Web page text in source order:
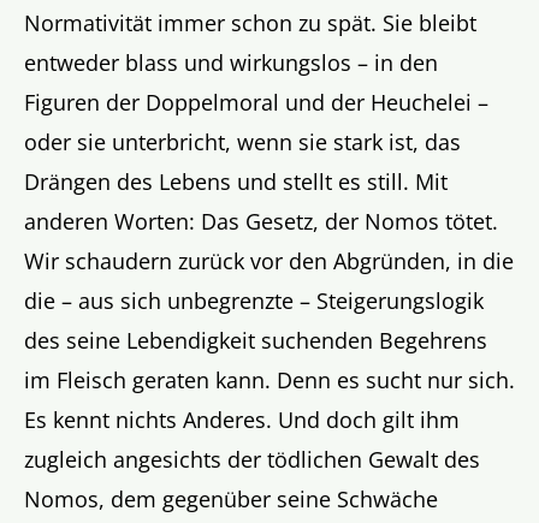
Normativität immer schon zu spät. Sie bleibt
entweder blass und wirkungslos – in den
Figuren der Doppelmoral und der Heuchelei –
oder sie unterbricht, wenn sie stark ist, das
Drängen des Lebens und stellt es still. Mit
anderen Worten: Das Gesetz, der Nomos tötet.
Wir schaudern zurück vor den Abgründen, in die
die – aus sich unbegrenzte – Steigerungslogik
des seine Lebendigkeit suchenden Begehrens
im Fleisch geraten kann. Denn es sucht nur sich.
Es kennt nichts Anderes. Und doch gilt ihm
zugleich angesichts der tödlichen Gewalt des
Nomos, dem gegenüber seine Schwäche